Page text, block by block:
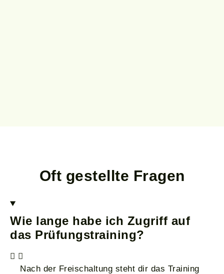
Oft gestellte Fragen
Wie lange habe ich Zugriff auf
das Prüfungstraining?
Nach der Freischaltung steht dir das Training